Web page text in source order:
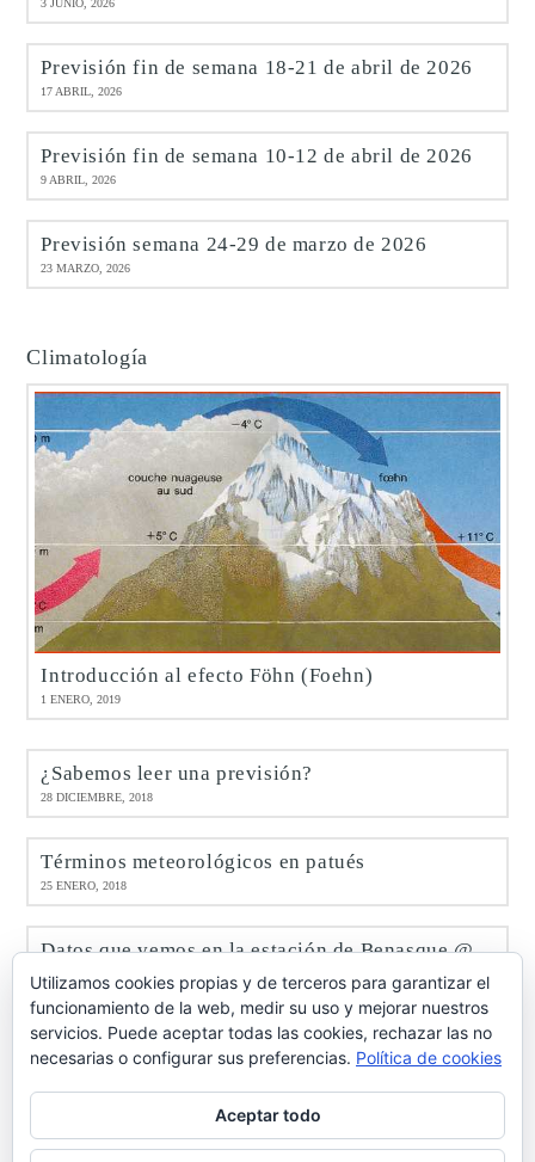
3 JUNIO, 2026
Previsión fin de semana 18-21 de abril de 2026
17 ABRIL, 2026
Previsión fin de semana 10-12 de abril de 2026
9 ABRIL, 2026
Previsión semana 24-29 de marzo de 2026
23 MARZO, 2026
Climatología
Introducción al efecto Föhn (Foehn)
1 ENERO, 2019
¿Sabemos leer una previsión?
28 DICIEMBRE, 2018
Términos meteorológicos en patués
25 ENERO, 2018
Datos que vemos en la estación de Benasque @meteobenás
9 ENERO, 2017
Octubre de 2016 en Benasque @meteobenás
7 NOVIEMBRE, 2016
Utilizamos cookies propias y de terceros para garantizar el
funcionamiento de la web, medir su uso y mejorar nuestros
servicios. Puede aceptar todas las cookies, rechazar las no
necesarias o configurar sus preferencias. Política de cookies
Aceptar todo